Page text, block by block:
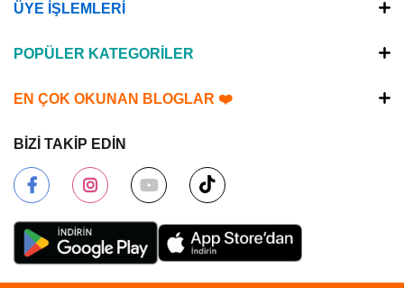
ÜYE İŞLEMLERİ
POPÜLER KATEGORİLER
EN ÇOK OKUNAN BLOGLAR ❤️
BİZİ TAKİP EDİN